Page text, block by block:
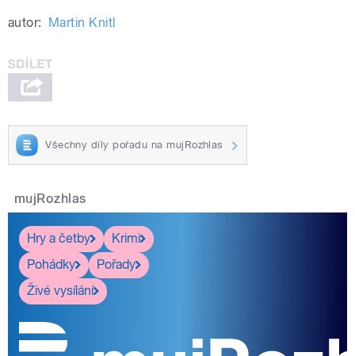
autor: Martin Knitl
Všechny díly pořadu na mujRozhlas
mujRozhlas
Hry a četby
Krimi
Pohádky
Pořady
Živé vysílání